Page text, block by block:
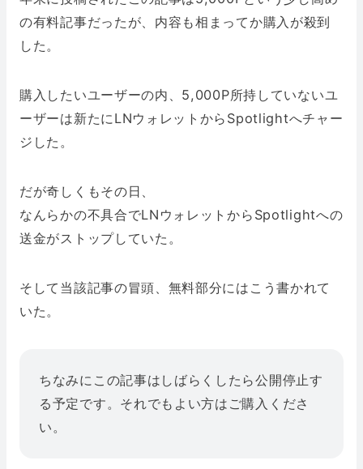
の有料記事だったが、内容も相まってか購入が殺到
した。
購入したいユーザーの内、5,000P所持していないユ
ーザーは新たにLNウォレットからSpotlightへチャー
ジした。
だが奇しくもその日、
なんらかの不具合でLNウォレットからSpotlightへの
送金がストップしていた。
そして当該記事の冒頭、無料部分にはこう書かれて
いた。
ちなみにこの記事はしばらくしたら公開停止す
る予定です。それでもよい方はご購入くださ
い。